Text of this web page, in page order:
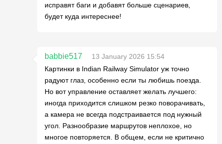
исправят баги и добавят больше сценариев,
будет куда интереснее!
babbie517
13 January 2026 15:54
Картинки в Indian Railway Simulator уж точно
радуют глаз, особенно если ты любишь поезда.
Но вот управление оставляет желать лучшего:
иногда приходится слишком резко поворачивать,
а камера не всегда подстраивается под нужный
угол. Разнообразие маршрутов неплохое, но
многое повторяется. В общем, если не критично